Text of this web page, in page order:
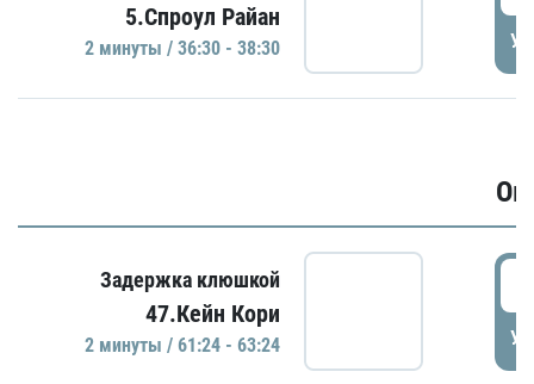
5.Спроул Райан
2 минуты / 36:30 - 38:30
Задержка клюшкой
47.Кейн Кори
2 минуты / 61:24 - 63:24